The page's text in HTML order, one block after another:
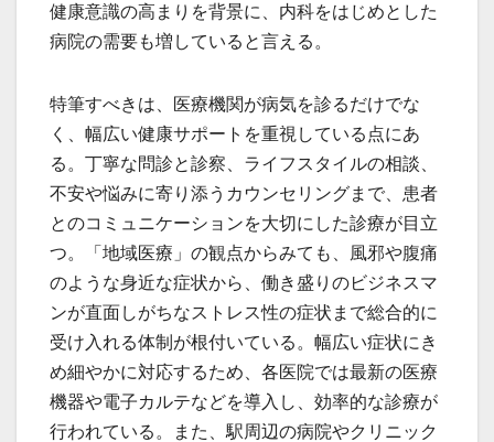
健康意識の高まりを背景に、内科をはじめとした
病院の需要も増していると言える。
特筆すべきは、医療機関が病気を診るだけでな
く、幅広い健康サポートを重視している点にあ
る。丁寧な問診と診察、ライフスタイルの相談、
不安や悩みに寄り添うカウンセリングまで、患者
とのコミュニケーションを大切にした診療が目立
つ。「地域医療」の観点からみても、風邪や腹痛
のような身近な症状から、働き盛りのビジネスマ
ンが直面しがちなストレス性の症状まで総合的に
受け入れる体制が根付いている。幅広い症状にき
め細やかに対応するため、各医院では最新の医療
機器や電子カルテなどを導入し、効率的な診療が
行われている。また、駅周辺の病院やクリニック